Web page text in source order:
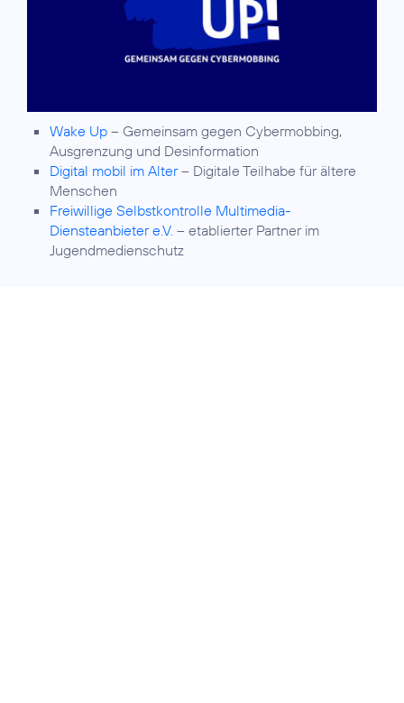
Wake Up – Gemeinsam gegen Cybermobbing,
Ausgrenzung und Desinformation
Digital mobil im Alter– Digitale Teilhabe für ältere
Menschen
Freiwillige Selbstkontrolle Multimedia-
Diensteanbieter e.V. – etablierter Partner im
Jugendmedienschutz